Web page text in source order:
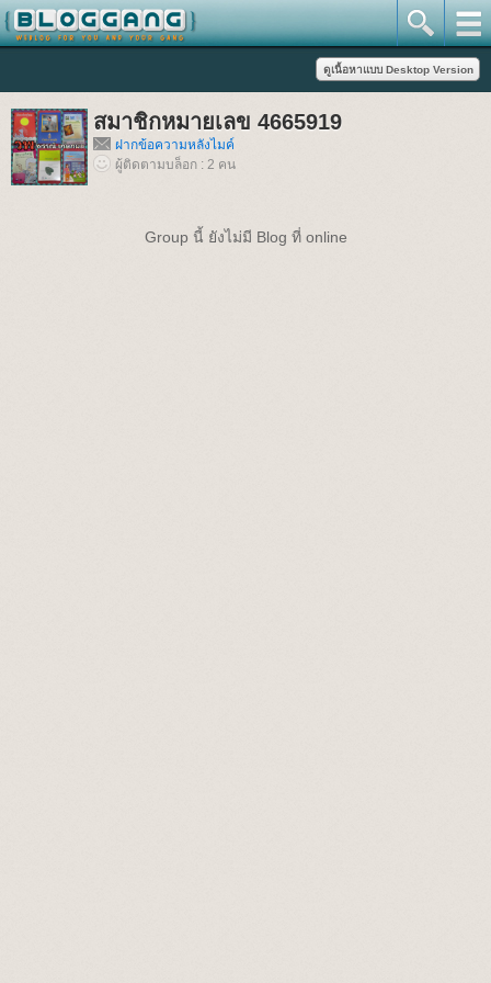
สมาชิกหมายเลข 4665919
ฝากข้อความหลังไมค์
ผู้ติดตามบล็อก : 2 คน
Group นี้ ยังไม่มี Blog ที่ online